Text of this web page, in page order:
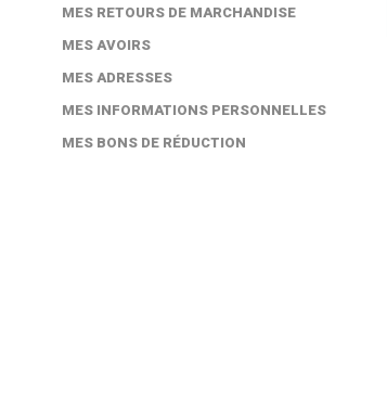
MES RETOURS DE MARCHANDISE
MES AVOIRS
MES ADRESSES
MES INFORMATIONS PERSONNELLES
MES BONS DE RÉDUCTION